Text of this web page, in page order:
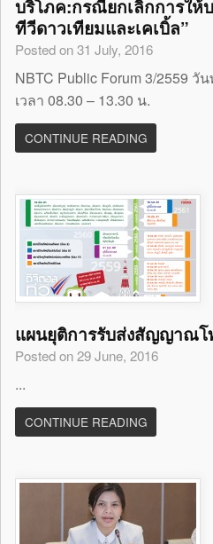
บริโภค:กรณียกเลิกการให้
ทีวีดาวเทียมและเคเบิ้ล”
Posted on 31 July, 2016
NBTC Public Forum 3/2559 วั
เวลา 08.30 – 13.30 น.
CONTINUE READING
แผนยุติการรับส่งสัญญาณโ
Posted on 29 June, 2016
...
CONTINUE READING